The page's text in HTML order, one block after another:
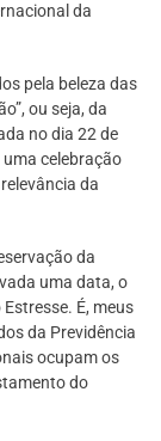
da
pela beleza das
ou seja, da
no dia 22 de
uma celebração
da
da
uma data, o
É, meus
da Previdência
ocupam os
do